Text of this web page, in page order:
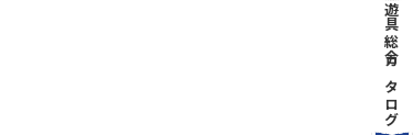
遊具総合カタログ